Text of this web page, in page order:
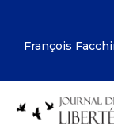
François